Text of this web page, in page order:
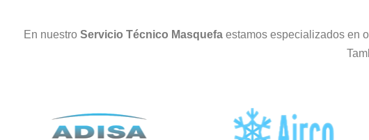
En nuestro Servicio Técnico Masquefa estamos especializados en